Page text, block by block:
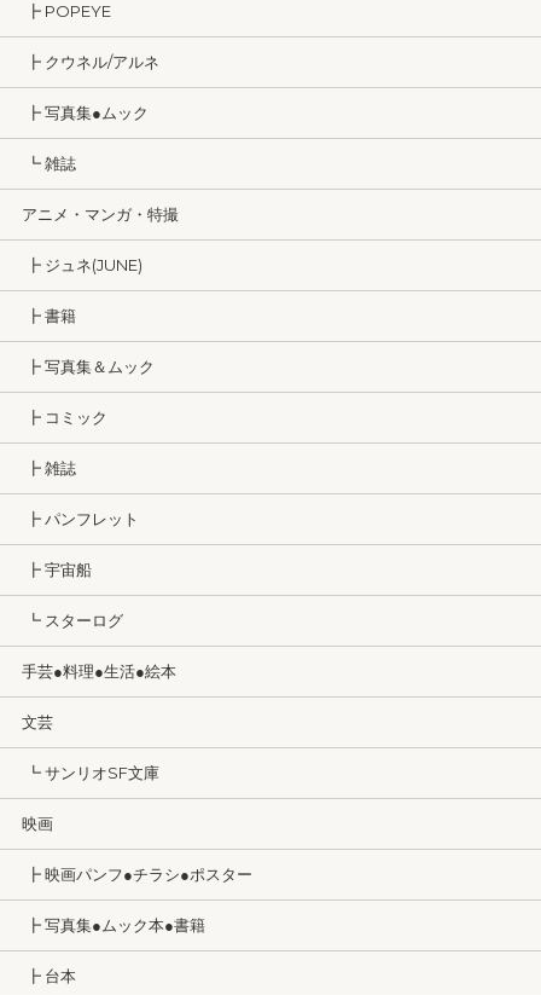
┣ POPEYE
┣ クウネル/アルネ
┣ 写真集●ムック
┗ 雑誌
アニメ・マンガ・特撮
┣ ジュネ(JUNE)
┣ 書籍
┣ 写真集＆ムック
┣ コミック
┣ 雑誌
┣ パンフレット
┣ 宇宙船
┗ スターログ
手芸●料理●生活●絵本
文芸
┗ サンリオSF文庫
映画
┣ 映画パンフ●チラシ●ポスター
┣ 写真集●ムック本●書籍
┣ 台本